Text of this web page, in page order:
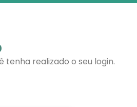
tenha realizado o seu login.